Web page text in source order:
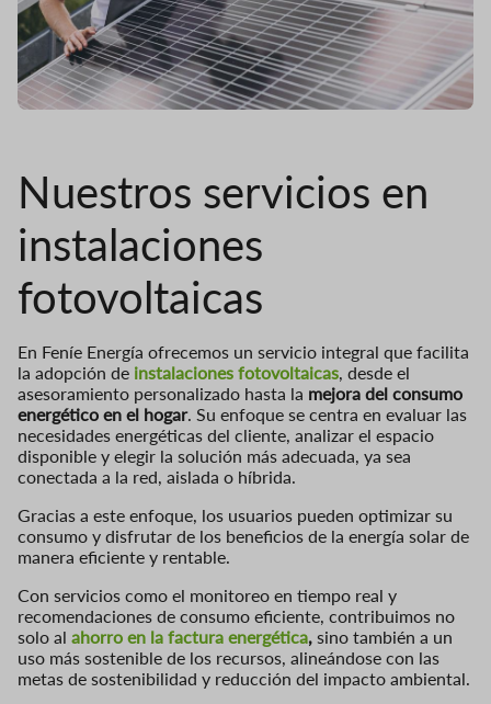
Nuestros servicios en
instalaciones
fotovoltaicas
En Feníe Energía ofrecemos un servicio integral que facilita
la adopción de instalaciones fotovoltaicas , desde el
asesoramiento personalizado hasta la mejora del consumo
energético en el hogar. Su enfoque se centra en evaluar las
necesidades energéticas del cliente, analizar el espacio
disponible y elegir la solución más adecuada, ya sea
conectada a la red, aislada o híbrida.
Gracias a este enfoque, los usuarios pueden optimizar su
consumo y disfrutar de los beneficios de la energía solar de
manera eficiente y rentable.
Con servicios como el monitoreo en tiempo real y
recomendaciones de consumo eficiente, contribuimos no
solo al ahorro en la factura energética, sino también a un
uso más sostenible de los recursos, alineándose con las
metas de sostenibilidad y reducción del impacto ambiental.